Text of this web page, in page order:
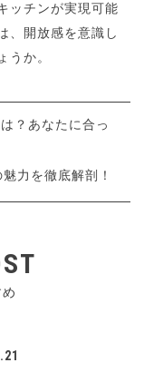
ッチンが実現可能
、開放感を意識し
うか。
？あなたに合っ
力を徹底解剖！